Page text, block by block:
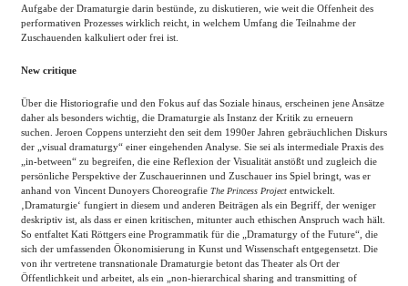
Aufgabe der Dramaturgie darin bestünde, zu diskutieren, wie weit die Offenheit des
performativen Prozesses wirklich reicht, in welchem Umfang die Teilnahme der
Zuschauenden kalkuliert oder frei ist.
New critique
Über die Historiografie und den Fokus auf das Soziale hinaus, erscheinen jene Ansätze
daher als besonders wichtig, die Dramaturgie als Instanz der Kritik zu erneuern
suchen. Jeroen Coppens unterzieht den seit dem 1990er Jahren gebräuchlichen Diskurs
der „visual dramaturgy“ einer eingehenden Analyse. Sie sei als intermediale Praxis des
„in-between“ zu begreifen, die eine Reflexion der Visualität anstößt und zugleich die
persönliche Perspektive der Zuschauerinnen und Zuschauer ins Spiel bringt, was er
anhand von Vincent Dunoyers Choreografie The Princess Project entwickelt.
‚Dramaturgie‘ fungiert in diesem und anderen Beiträgen als ein Begriff, der weniger
deskriptiv ist, als dass er einen kritischen, mitunter auch ethischen Anspruch wach hält.
So entfaltet Kati Röttgers eine Programmatik für die „Dramaturgy of the Future“, die
sich der umfassenden Ökonomisierung in Kunst und Wissenschaft entgegensetzt. Die
von ihr vertretene transnationale Dramaturgie betont das Theater als Ort der
Öffentlichkeit und arbeitet, als ein „non-hierarchical sharing and transmitting of